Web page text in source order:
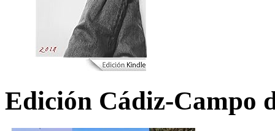
Edición Cádiz-Campo